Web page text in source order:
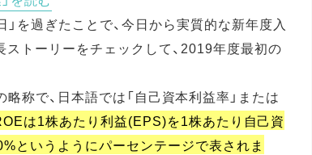
を過ぎたことで、今日から実質的な新年度入
トーリーをチェックして、2019年度最初の
称で、日本語では「自己資本利益率」または
は1株あたり利益(EPS)を1株あたり自己資
というようにパーセンテージで表されま